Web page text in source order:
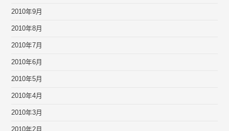
2010年9月
2010年8月
2010年7月
2010年6月
2010年5月
2010年4月
2010年3月
2010年2月